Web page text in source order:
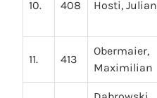
10. 408 Hosti, Julian
11. 413
Obermaier,
Maximilian